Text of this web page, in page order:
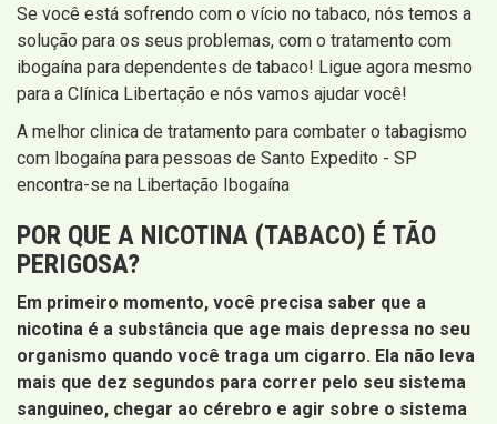
Se você está sofrendo com o vício no tabaco, nós temos a
solução para os seus problemas, com o tratamento com
ibogaína para dependentes de tabaco! Ligue agora mesmo
para a Clínica Libertação e nós vamos ajudar você!
A melhor clinica de tratamento para combater o tabagismo
com Ibogaína para pessoas de Santo Expedito - SP
encontra-se na Libertação Ibogaína
POR QUE A NICOTINA (TABACO) É TÃO
PERIGOSA?
Em primeiro momento, você precisa saber que a
nicotina é a substância que age mais depressa no seu
organismo quando você traga um cigarro. Ela não leva
mais que dez segundos para correr pelo seu sistema
sanguineo, chegar ao cérebro e agir sobre o sistema